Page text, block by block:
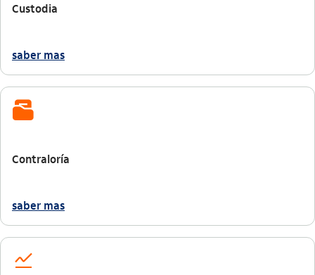
Custodia
saber mas
documentos_pasta_outline
Contraloría
saber mas
icon-itaufonts_acoes